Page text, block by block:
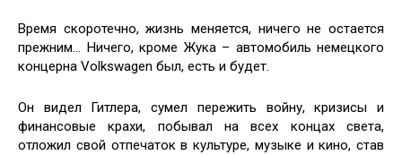
Время скоротечно, жизнь меняется, ничего не остается
прежним… Ничего, кроме Жука – автомобиль немецкого
концерна Volkswagen был, есть и будет.
Он видел Гитлера, сумел пережить войну, кризисы и
финансовые крахи, побывал на всех концах света,
отложил свой отпечаток в культуре, музыке и кино, став